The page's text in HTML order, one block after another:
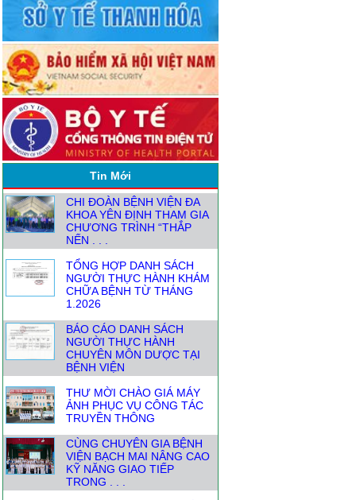
Tin Mới
NGƯỜI ĐĂNG KÝ THỰC
HÀNH KHÁM CHỮA BỆNH
TỪ1.8
ĐỒNG HÀNH CÙNG CÁC
TRẠM Y TẾ XÃ NÂNG CAO
CHẤT LƯỢNG CHĂM SÓC
SỨC KHỎE . . .
CHI ĐOÀN BỆNH VIỆN ĐA
KHOA YÊN ĐỊNH THAM GIA
CHƯƠNG TRÌNH “THẮP
NẾN . . .
TỔNG HỢP DANH SÁCH
NGƯỜI THỰC HÀNH KHÁM
CHỮA BỆNH TỪ THÁNG
1.2026
BÁO CÁO DANH SÁCH
NGƯỜI THỰC HÀNH
CHUYÊN MÔN DƯỢC TẠI
BỆNH VIỆN
THƯ MỜI CHÀO GIÁ MÁY
ẢNH PHỤC VỤ CÔNG TÁC
TRUYỀN THÔNG
CÙNG CHUYÊN GIA BỆNH
VIỆN BẠCH MAI NÂNG CAO
KỸ NĂNG GIAO TIẾP
TRONG . . .